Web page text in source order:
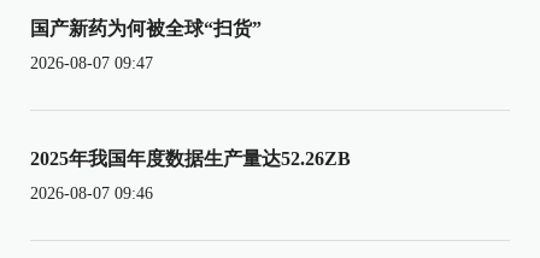
国产新药为何被全球“扫货”
2026-08-07 09:47
2025年我国年度数据生产量达52.26ZB
2026-08-07 09:46